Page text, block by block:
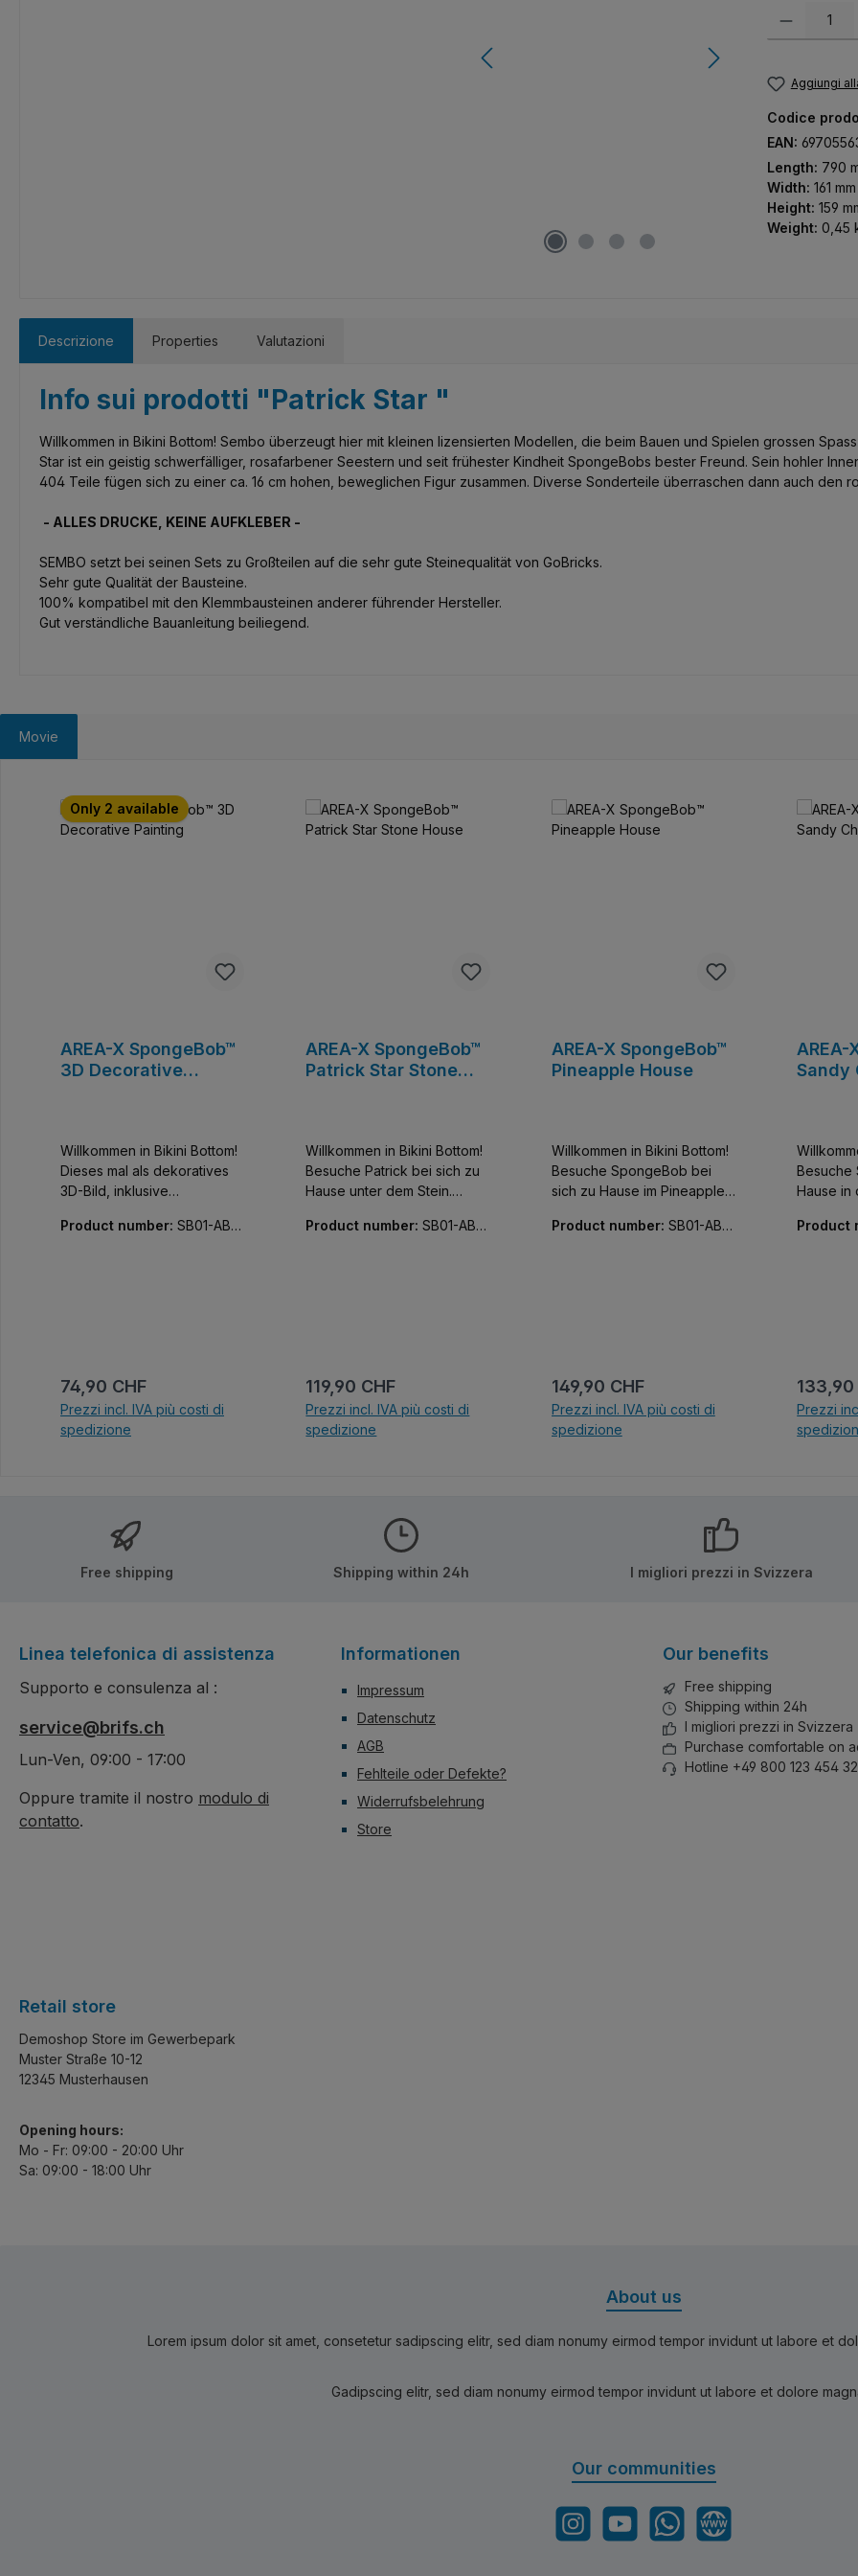
Quantità del
Aggiungi
Codice
EAN:
Length: 790
Width: 161 mm
Height: 159
Weight: 0,45
Descrizione Properties Valutazioni
Info sui prodotti "Patrick Star "
Willkommen in Bikini Bottom! Sembo überzeugt hier mit kleinen lizensierten Modellen, die beim Bauen und Spielen grossen
Star ist ein geistig schwerfälliger, rosafarbener Seestern und seit frühester Kindheit SpongeBobs bester Freund. Sein hohler
404 Teile fügen sich zu einer ca. 16 cm hohen, beweglichen Figur zusammen. Diverse Sonderteile überraschen dann auch den
- ALLES DRUCKE, KEINE AUFKLEBER -
SEMBO setzt bei seinen Sets zu Großteilen auf die sehr gute Steinequalität von GoBricks.
Sehr gute Qualität der Bausteine.
100% kompatibel mit den Klemmbausteinen anderer führender Hersteller.
Gut verständliche Bauanleitung beiliegend.
Movie
Only 2 available
AREA-X SpongeBob™
3D Decorative
Willkommen in Bikini Bottom!
Dieses mal als dekoratives
3D-Bild, inklusive
der bekannten Darsteller.
Product number: SB01-AB0
Prezzo normale:
74,90 CHF
Prezzi incl. IVA più costi di
spedizione
AREA-X SpongeBob™
Patrick Star Stone
Willkommen in Bikini Bottom!
Besuche Patrick bei sich zu
Hause unter dem Stein.
auch dabei.
Product number:SB01-AB0
Prezzo normale:
119,90 CHF
Prezzi incl. IVA più costi di
spedizione
AREA-X SpongeBob™
Pineapple House
Willkommen in Bikini Bottom!
Besuche SpongeBob bei
sich zu Hause im Pineapple
Freunde sind auch dabei.
Product number: SB01-AB0
Prezzo normale:
149,90 CHF
Prezzi incl. IVA più costi di
spedizione
AREA-
Sandy
Besuche
Hause in
auch
Product
Prezzo
133,90
Prezzi
Free shipping Shipping within 24h I migliori prezzi in Svizzera
Linea telefonica di assistenza
Supporto e consulenza al :
service@brifs.ch
Lun-Ven, 09:00 - 17:00
Oppure tramite il nostro modulo di
contatto.
Informationen
Impressum
Datenschutz
AGB
Fehlteile oder Defekte?
Widerrufsbelehrung
Store
Our benefits
Free shipping
Shipping within 24h
I migliori prezzi in Svizzera
Purchase comfortable on
Hotline +49 800 123 454
Retail store
Demoshop Store im Gewerbepark
Muster Straße 10-12
12345 Musterhausen
Opening hours:
Mo - Fr: 09:00 - 20:00 Uhr
Sa: 09:00 - 18:00 Uhr
About us
Lorem ipsum dolor sit amet, consetetur sadipscing elitr, sed diam nonumy eirmod tempor invidunt ut labore et
Gadipscing elitr, sed diam nonumy eirmod tempor invidunt ut labore et dolore
Our communities
InstagramYouTube WhatsAppWebsite